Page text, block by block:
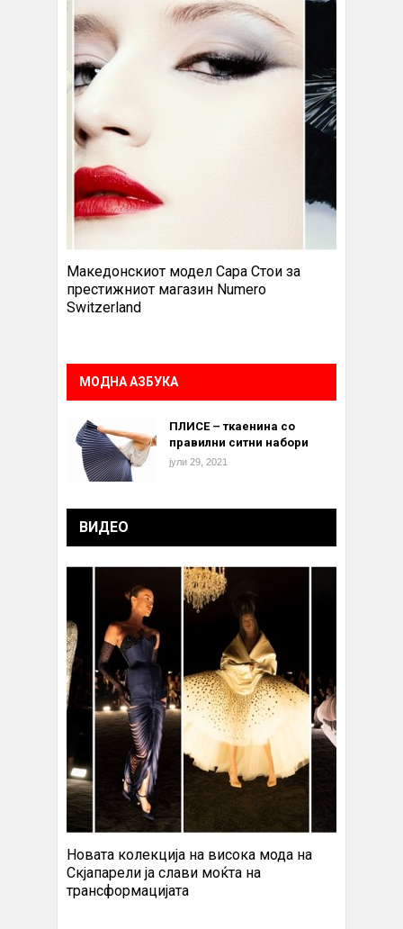
Македонскиот модел Сара Стои за
престижниот магазин Numero
Switzerland
МОДНА АЗБУКА
ПЛИСЕ – ткаенина со
правилни ситни набори
јули 29, 2021
ВИДЕО
Новата колекција на висока мода на
Скјапарели ја слави моќта на
трансформацијата